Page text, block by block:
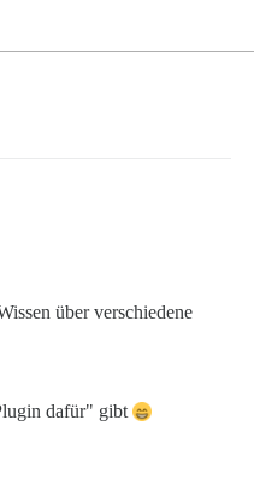
über verschiedene
dafür" gibt